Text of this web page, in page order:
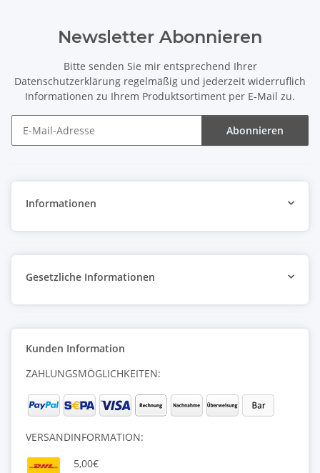
Newsletter Abonnieren
Bitte senden Sie mir entsprechend Ihrer
Datenschutzerklärung regelmäßig und jederzeit widerruflich
Informationen zu Ihrem Produktsortiment per E-Mail zu.
Abonnieren
Informationen
Gesetzliche Informationen
Kunden Information
ZAHLUNGSMÖGLICHKEITEN:
VERSANDINFORMATION:
5,00€